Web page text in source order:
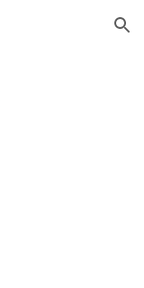
Skip to navigation